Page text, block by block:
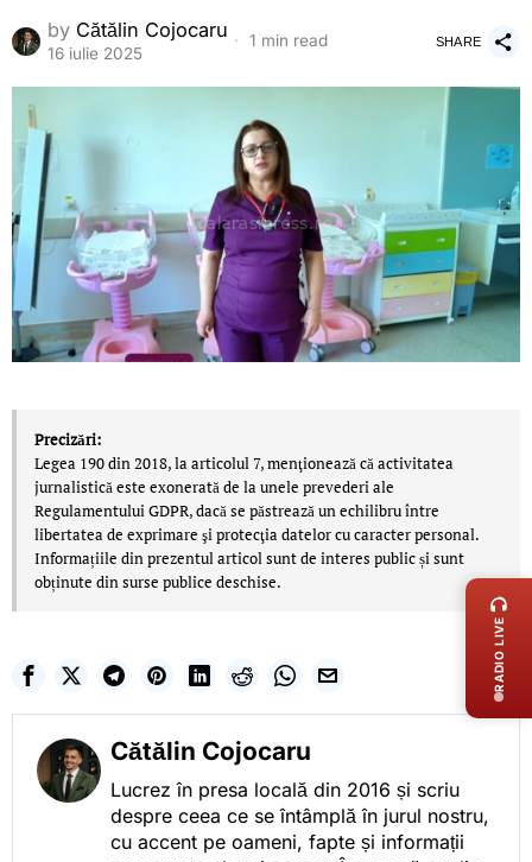
by Cătălin Cojocaru
16 iulie 2025
1 min read SHARE
Precizări:
Legea 190 din 2018, la articolul 7, menţionează că activitatea
jurnalistică este exonerată de la unele prevederi ale
Regulamentului GDPR, dacă se păstrează un echilibru între
libertatea de exprimare şi protecţia datelor cu caracter personal.
Informațiile din prezentul articol sunt de interes public și sunt
obținute din surse publice deschise.
Cătălin Cojocaru
Lucrez în presa locală din 2016 și scriu
despre ceea ce se întâmplă în jurul nostru,
cu accent pe oameni, fapte și informații
RADIO LIVE